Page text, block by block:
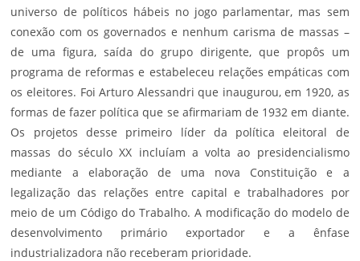
universo de políticos hábeis no jogo parlamentar, mas sem
conexão com os governados e nenhum carisma de massas –
de uma figura, saída do grupo dirigente, que propôs um
programa de reformas e estabeleceu relações empáticas com
os eleitores. Foi Arturo Alessandri que inaugurou, em 1920, as
formas de fazer política que se afirmariam de 1932 em diante.
Os projetos desse primeiro líder da política eleitoral de
massas do século XX incluíam a volta ao presidencialismo
mediante a elaboração de uma nova Constituição e a
legalização das relações entre capital e trabalhadores por
meio de um Código do Trabalho. A modificação do modelo de
desenvolvimento primário exportador e a ênfase
industrializadora não receberam prioridade.